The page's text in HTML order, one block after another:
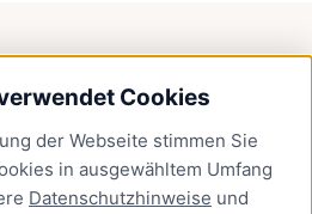
Cookies
der Webseite stimmen Sie
in ausgewähltem Umfang
Datenschutzhinweise und